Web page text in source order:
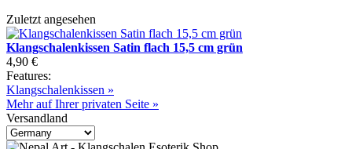
Zuletzt angesehen
Klangschalenkissen Satin flach 15,5 cm grün
4,90 €
Features:
Klangschalenkissen »
Mehr auf Ihrer privaten Seite »
Versandland